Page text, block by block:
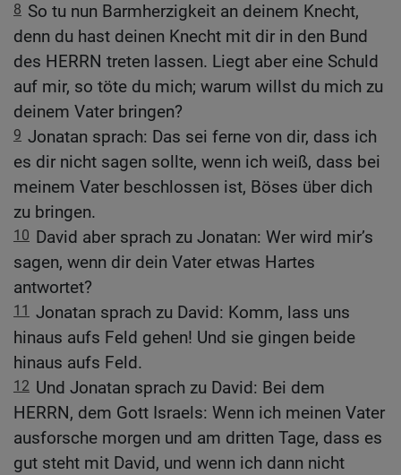
8 So tu nun Barmherzigkeit an deinem Knecht,
denn du hast deinen Knecht mit dir in den Bund
des HERRN treten lassen. Liegt aber eine Schuld
auf mir, so töte du mich; warum willst du mich zu
deinem Vater bringen?
9 Jonatan sprach: Das sei ferne von dir, dass ich
es dir nicht sagen sollte, wenn ich weiß, dass bei
meinem Vater beschlossen ist, Böses über dich
zu bringen.
10 David aber sprach zu Jonatan: Wer wird mir’s
sagen, wenn dir dein Vater etwas Hartes
antwortet?
11 Jonatan sprach zu David: Komm, lass uns
hinaus aufs Feld gehen! Und sie gingen beide
hinaus aufs Feld.
12 Und Jonatan sprach zu David: Bei dem
HERRN, dem Gott Israels: Wenn ich meinen Vater
ausforsche morgen und am dritten Tage, dass es
gut steht mit David, und wenn ich dann nicht